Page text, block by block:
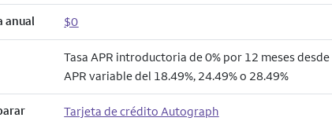
anual $0
Tasa APR introductoria de 0% por 12 meses
APR variable del 18.49%, 24.49% o 28.49%
Tarjeta de crédito Autograph